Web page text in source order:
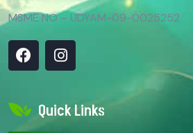
MSME NO – UDYAM-09-0025252
Quick Links